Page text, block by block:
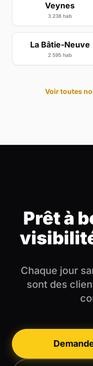
Veynes
3 238 hab
La Bâtie-Neuve
2 595 hab
Voir toutes
Prêt à
Chaque jour
sont des